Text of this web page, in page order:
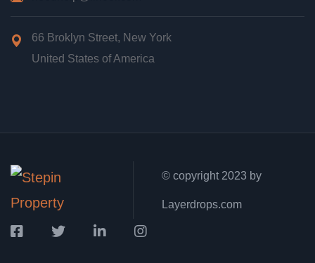
66 Broklyn Street, New York
United States of America
© copyright 2023 by
Layerdrops.com